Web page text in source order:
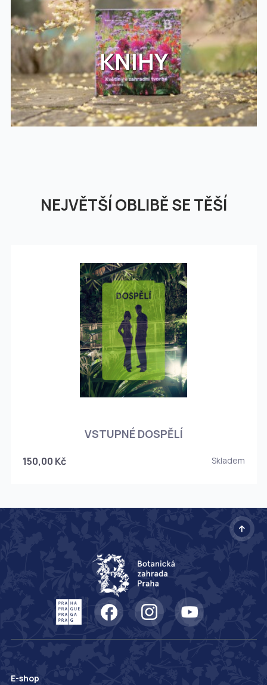
KNIHY
NEJVĚTŠÍ OBLIBĚ SE TĚŠÍ
VSTUPNÉ DOSPĚLÍ
150,00 Kč Skladem
E-shop